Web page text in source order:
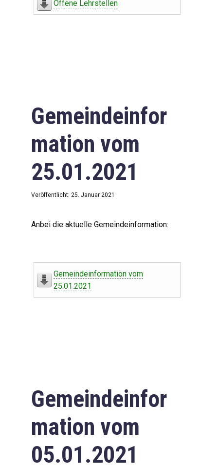
Offene Lehrstellen
Gemeindeinfor
mation vom
25.01.2021
Veröffentlicht: 25. Januar 2021
Anbei die aktuelle Gemeindeinformation:
Gemeindeinformation vom
25.01.2021
Gemeindeinfor
mation vom
05.01.2021